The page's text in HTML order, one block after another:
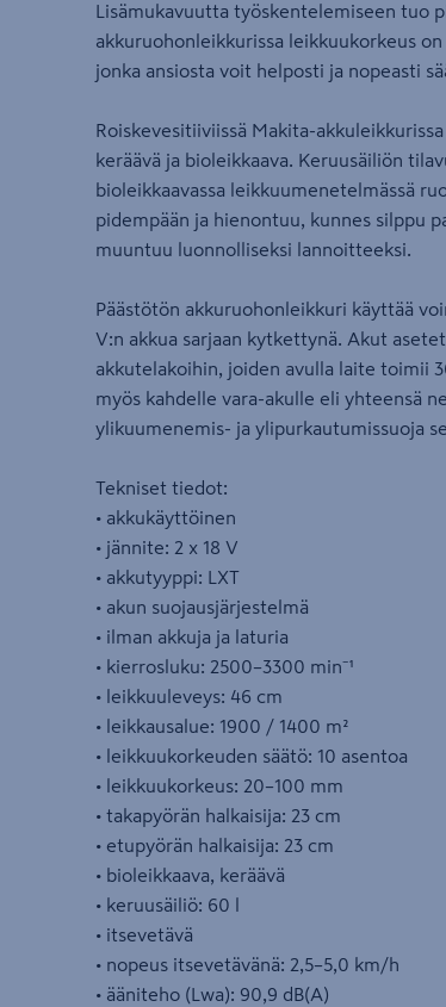
Lisämukavuutta työskentelemiseen tuo
akkuruohonleikkurissa leikkuukorkeus
jonka ansiosta voit helposti ja nopeasti
Roiskevesitiiviissä Makita-
keräävä ja bioleikkaava. Keruusäiliön
bioleikkaavassa leikkuumenetelmässä
pidempään ja hienontuu, kunnes silppu
muuntuu luonnolliseksi lannoitteeksi.
Päästötön akkuruohonleikkuri käyttää
V:n akkua sarjaan kytkettynä. Akut
akkutelakoihin, joiden avulla laite toimii
myös kahdelle vara-akulle eli yhteensä
ylikuumenemis- ja ylipurkautumissuoja
Tekniset tiedot:
• akkukäyttöinen
• jännite: 2 x 18 V
• akkutyyppi: LXT
• akun suojausjärjestelmä
• ilman akkuja ja laturia
• kierrosluku: 2500–3300 min⁻¹
• leikkuuleveys: 46 cm
• leikkausalue: 1900 / 1400 m²
• leikkuukorkeuden säätö: 10 asentoa
• leikkuukorkeus: 20–100 mm
• takapyörän halkaisija: 23 cm
• etupyörän halkaisija: 23 cm
• bioleikkaava, keräävä
• keruusäiliö: 60 l
• itsevetävä
• nopeus itsevetävänä: 2,5–5,0 km/h
• ääniteho (Lwa): 90,9 dB(A)